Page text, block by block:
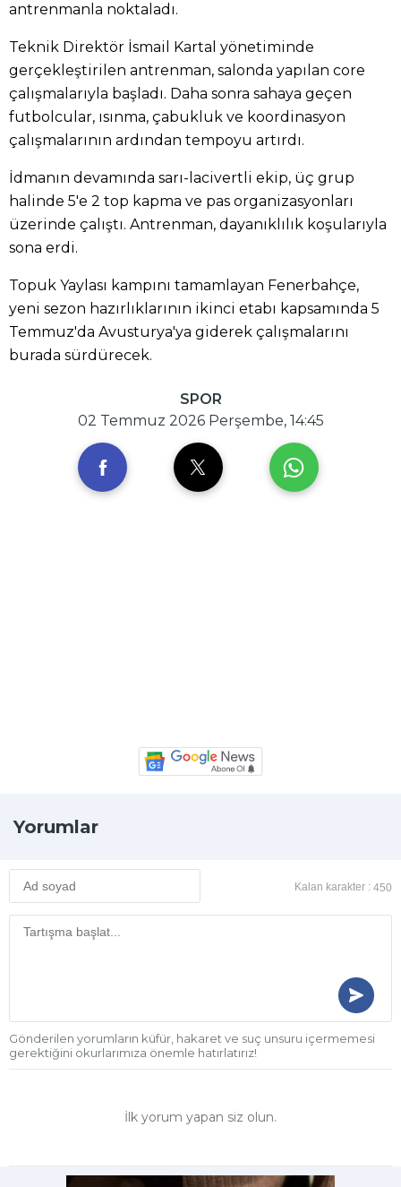
antrenmanla noktaladı.
Teknik Direktör İsmail Kartal yönetiminde
gerçekleştirilen antrenman, salonda yapılan core
çalışmalarıyla başladı. Daha sonra sahaya geçen
futbolcular, ısınma, çabukluk ve koordinasyon
çalışmalarının ardından tempoyu artırdı.
İdmanın devamında sarı-lacivertli ekip, üç grup
halinde 5'e 2 top kapma ve pas organizasyonları
üzerinde çalıştı. Antrenman, dayanıklılık koşularıyla
sona erdi.
Topuk Yaylası kampını tamamlayan Fenerbahçe,
yeni sezon hazırlıklarının ikinci etabı kapsamında 5
Temmuz'da Avusturya'ya giderek çalışmalarını
burada sürdürecek.
SPOR
02 Temmuz 2026 Perşembe, 14:45
Yorumlar
Kalan karakter : 450
Gönderilen yorumların küfür, hakaret ve suç unsuru içermemesi
gerektiğini okurlarımıza önemle hatırlatırız!
İlk yorum yapan siz olun.